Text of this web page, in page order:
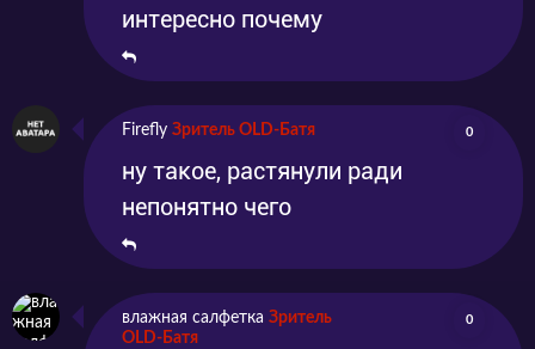
интересно почему
Firefly Зритель OLD-Батя 0
ну такое, растянули ради
непонятно чего
влажная салфетка Зритель
OLD-Батя
0